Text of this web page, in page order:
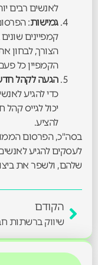
לאנשים רבים
גמישות:
קמפיינים
הצורך, לבחון
הקמפיין כל
הגעה לקהל
כדי להגיע
יכול לגייס
להציע.
בסה"כ, הפרסום
לעסקים להגיע
שלהם, ולשפר את
הקודם